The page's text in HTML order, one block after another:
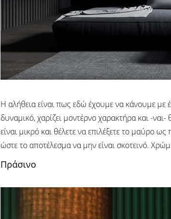
Η αλήθεια είναι πως εδώ έχουμε να κάνουμε
δυναμικό, χαρίζει μοντέρνο χαρακτήρα και -
είναι μικρό και θέλετε να επιλέξετε το μαύρο
ώστε το αποτέλεσμα να μην είναι σκοτεινό.
Πράσινο